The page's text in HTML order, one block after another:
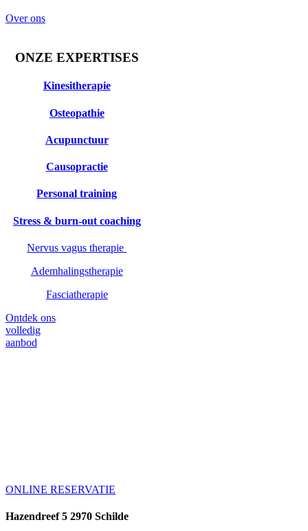
Over ons
ONZE EXPERTISES
Kinesitherapie
Osteopathie
Acupunctuur
Causopractie
Personal training
Stress & burn-out coaching
Nervus vagus therapie
Ademhalingstherapie
Fasciatherapie
Ontdek ons
volledig
aanbod
ONLINE RESERVATIE
Hazendreef 5 2970 Schilde